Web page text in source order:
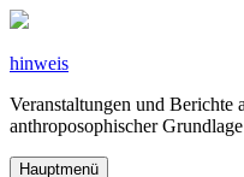
Zum
springen
hinweis
Veranstaltungen und Berichte
anthroposophischer
Hauptmenü